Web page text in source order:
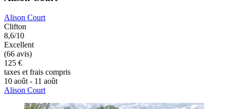
Alison Court
Clifton
8,6/10
Excellent
(66 avis)
125 €
taxes et frais compris
10 août - 11 août
Alison Court